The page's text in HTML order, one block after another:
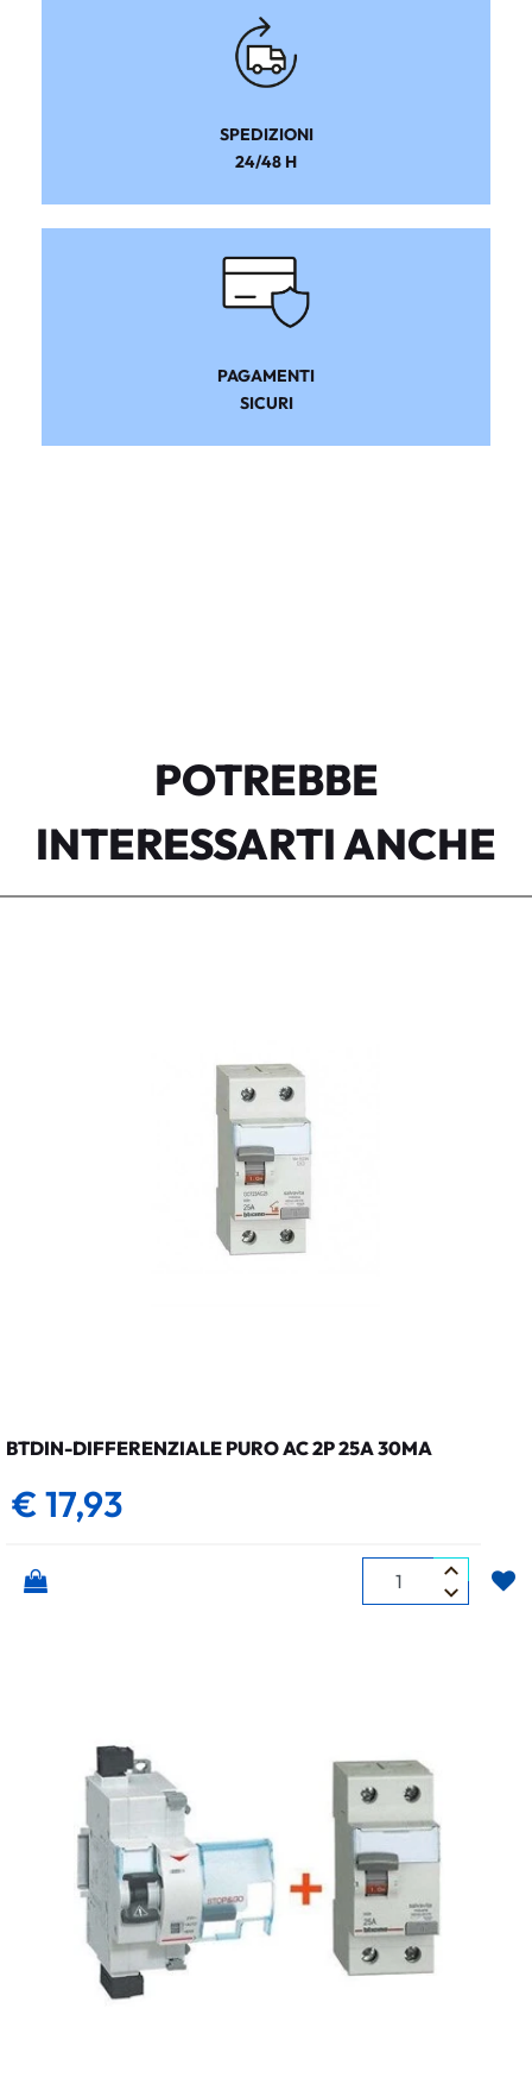
SPEDIZIONI
24/48 H
PAGAMENTI
SICURI
POTREBBE
INTERESSARTI ANCHE
BTDIN-DIFFERENZIALE PURO AC 2P 25A 30MA
€ 17,93
Quantità